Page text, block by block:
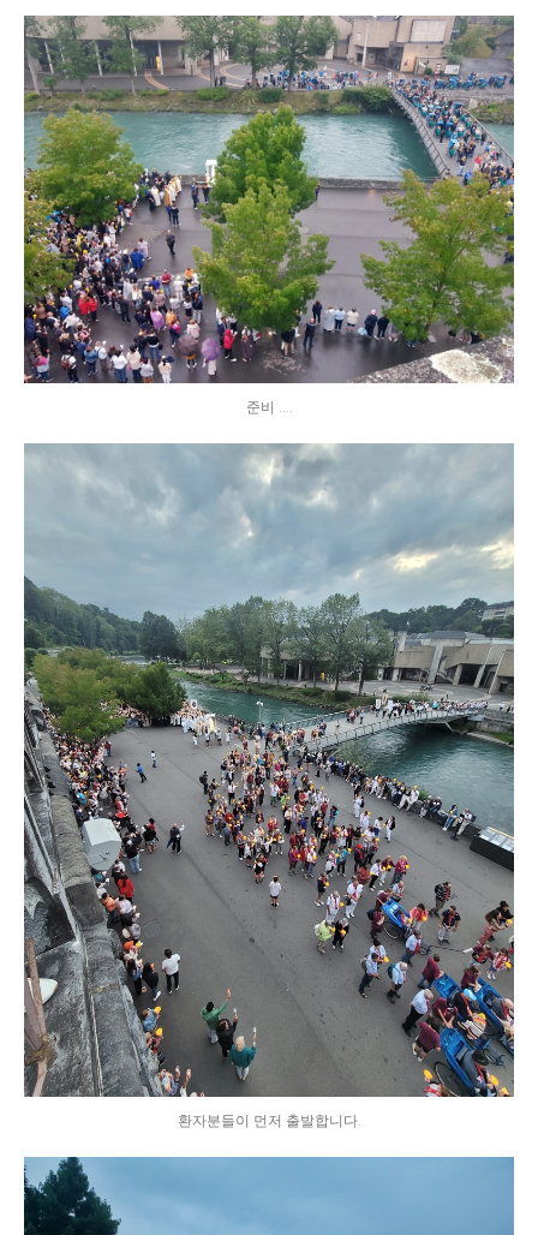
준비 ....
환자분들이 먼저 출발합니다.